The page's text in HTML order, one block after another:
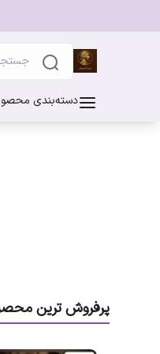
دسته‌بندی
پرفروش ترین